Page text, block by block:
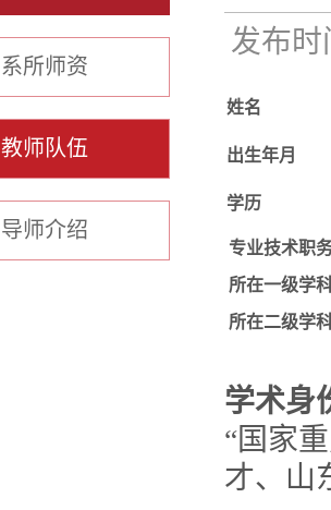
系所师资
教师队伍
导师介绍
发布
姓名
出生年月
学历
专业技术职
所在一级学
所在二级学
学术身
“国家
才、山